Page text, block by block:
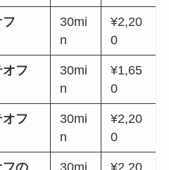
30mi
n
¥2,20
0
フ
30mi
n
¥1,65
0
フ
30mi
n
¥2,20
0